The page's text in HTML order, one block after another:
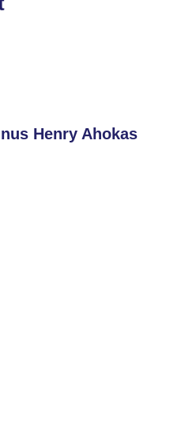
Henry Ahokas